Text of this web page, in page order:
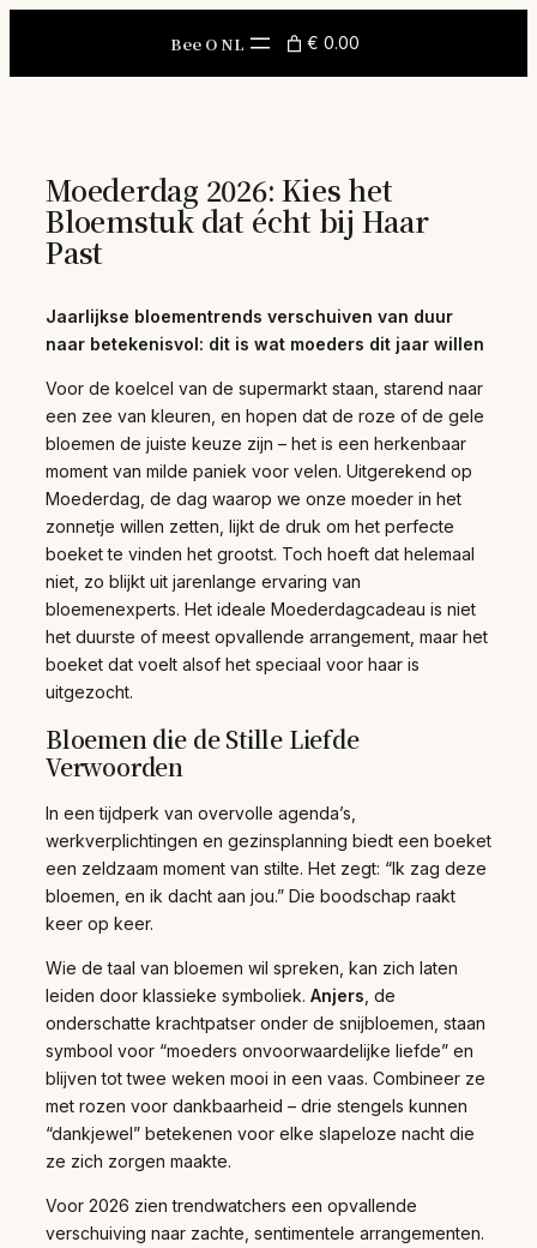
Bee O NL € 0.00
Moederdag 2026: Kies het
Bloemstuk dat écht bij Haar
Past
Jaarlijkse bloementrends verschuiven van duur
naar betekenisvol: dit is wat moeders dit jaar willen
Voor de koelcel van de supermarkt staan, starend naar
een zee van kleuren, en hopen dat de roze of de gele
bloemen de juiste keuze zijn – het is een herkenbaar
moment van milde paniek voor velen. Uitgerekend op
Moederdag, de dag waarop we onze moeder in het
zonnetje willen zetten, lijkt de druk om het perfecte
boeket te vinden het grootst. Toch hoeft dat helemaal
niet, zo blijkt uit jarenlange ervaring van
bloemenexperts. Het ideale Moederdagcadeau is niet
het duurste of meest opvallende arrangement, maar het
boeket dat voelt alsof het speciaal voor haar is
uitgezocht.
Bloemen die de Stille Liefde
Verwoorden
In een tijdperk van overvolle agenda’s,
werkverplichtingen en gezinsplanning biedt een boeket
een zeldzaam moment van stilte. Het zegt: “Ik zag deze
bloemen, en ik dacht aan jou.” Die boodschap raakt
keer op keer.
Wie de taal van bloemen wil spreken, kan zich laten
leiden door klassieke symboliek. Anjers , de
onderschatte krachtpatser onder de snijbloemen, staan
symbool voor “moeders onvoorwaardelijke liefde” en
blijven tot twee weken mooi in een vaas. Combineer ze
met rozen voor dankbaarheid – drie stengels kunnen
“dankjewel” betekenen voor elke slapeloze nacht die
ze zich zorgen maakte.
Voor 2026 zien trendwatchers een opvallende
verschuiving naar zachte, sentimentele arrangementen.